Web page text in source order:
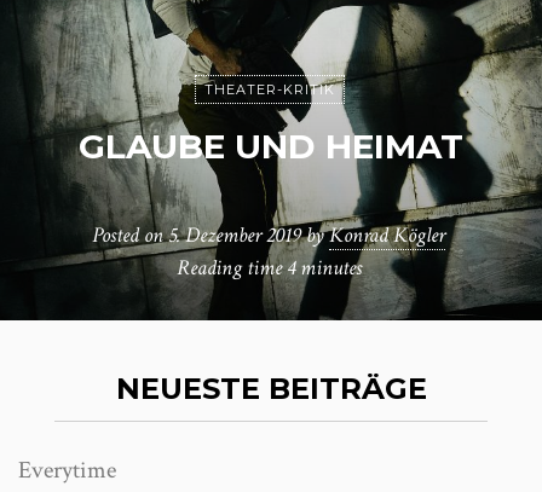
THEATER-KRITIK
GLAUBE UND HEIMAT
Posted on5. Dezember 2019byKonrad Kögler
Reading time4 minutes
NEUESTE BEITRÄGE
Everytime